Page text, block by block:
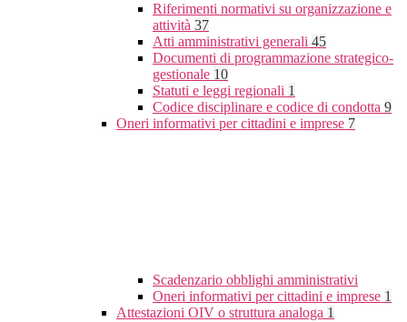
Riferimenti normativi su organizzazione e
attività 37
Atti amministrativi generali 45
Documenti di programmazione strategico-
gestionale 10
Statuti e leggi regionali 1
Codice disciplinare e codice di condotta 9
Oneri informativi per cittadini e imprese 7
Scadenzario obblighi amministrativi
Oneri informativi per cittadini e imprese 1
Attestazioni OIV o struttura analoga 1